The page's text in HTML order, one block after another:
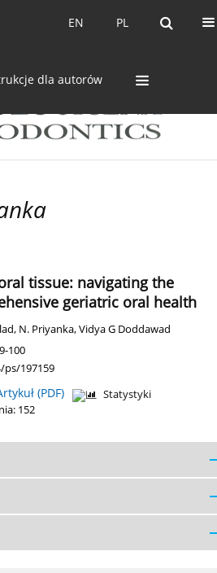
PL
EN PL
EN
dla autorów
tissue: navigating the
geriatric oral health
, N. Priyanka,Vidya G Doddawad
100
197159
(PDF)
Statystyki
152